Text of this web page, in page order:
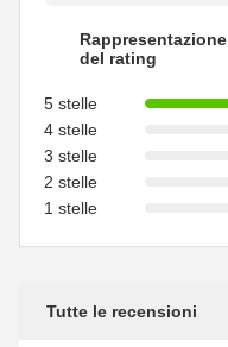
Rappresentazione
del rating
5 stelle
4 stelle
3 stelle
2 stelle
1 stelle
Tutte le recensioni